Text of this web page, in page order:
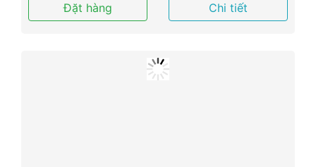
Đặt hàng Chi tiết